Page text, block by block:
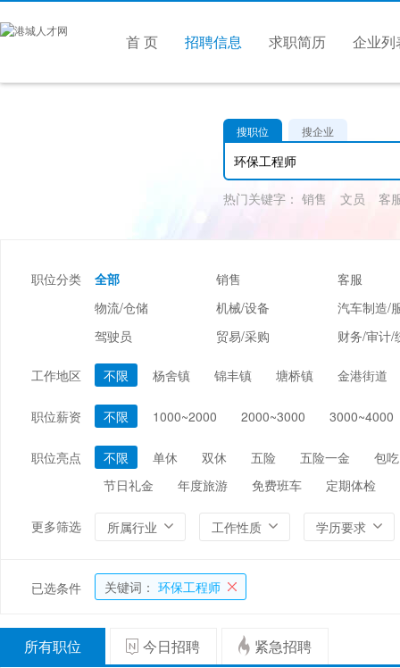
首 页 招聘信息 求职简历 企业列
搜职位 搜企业
热门关键字： 销售 文员 客
职位分类 全部 销售
客服
物流/仓储
机械/设备
汽车制造/
驾驶员
贸易/采购
财务/审计/
美容/美发
编辑/出版/印刷
金融/证券/投资
保险
能源/电力/矿产
化工 环保
工作地区 不限 杨舍镇 锦丰镇 塘桥镇 金港街道
职位薪资 不限 1000~2000 2000~3000 3000~4000
职位亮点 不限 单休 双休 五险 五险一金
包吃
节日礼金
年度旅游 免费班车 定期体检
更多筛选 所属行业 工作性质 学历要求
已选条件 关键词： 环保工程师
所有职位 今日招聘 紧急招聘